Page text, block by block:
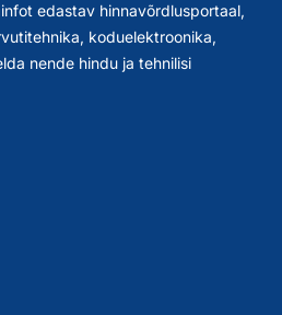
edastav hinnavõrdlusportaal,
koduelektroonika,
nende hindu ja tehnilisi